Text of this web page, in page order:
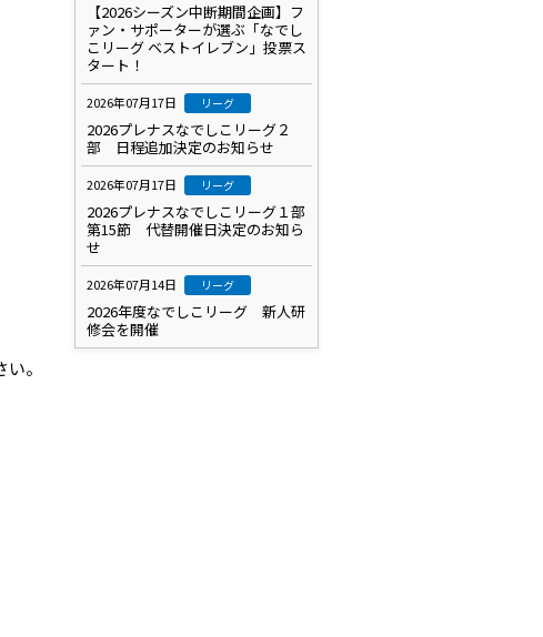
。
【2026シーズン中断期間企画】フ
ァン・サポーターが選ぶ「なでし
こリーグ ベストイレブン」投票ス
タート！
2026年07月17日 リーグ
2026プレナスなでしこリーグ２
部 日程追加決定のお知らせ
2026年07月17日 リーグ
2026プレナスなでしこリーグ１部
第15節 代替開催日決定のお知ら
せ
2026年07月14日 リーグ
2026年度なでしこリーグ 新人研
修会を開催